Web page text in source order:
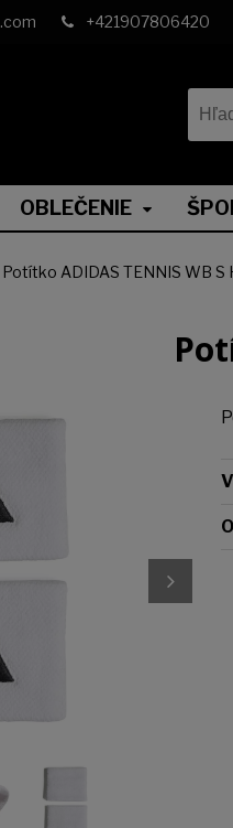
+421907806420
OBLEČENIE
Potítko ADIDAS TENNIS WB S